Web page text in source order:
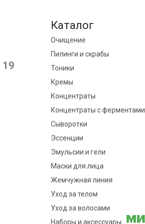
19
Каталог
Очищение
Пилинги и скрабы
Тоники
Кремы
Концентраты
Концентраты с ферментами
Сыворотки
Эссенции
Эмульсии и гели
Маски для лица
Жемчужная линия
Уход за телом
Уход за волосами
Наборы и аксессуары